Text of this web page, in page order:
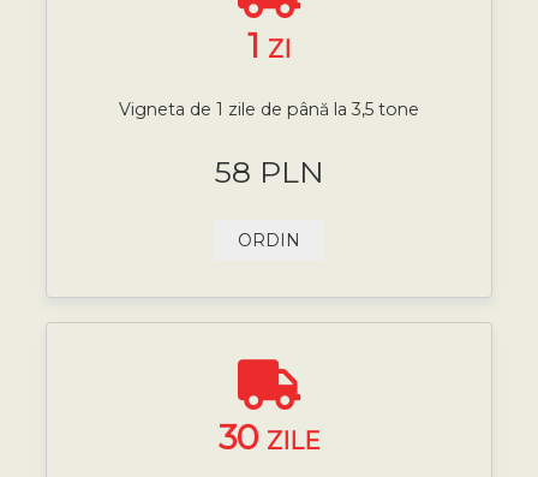
1 ZI
Vigneta de 1 zile de până la 3,5 tone
58 PLN
ORDIN
30 ZILE